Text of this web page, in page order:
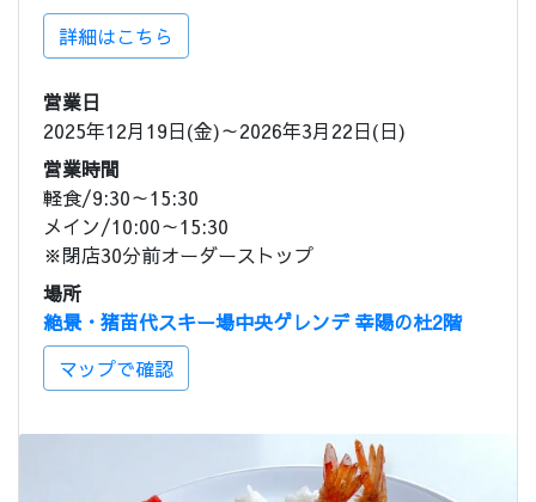
詳細はこちら
営業日
2025年12月19日(金)～2026年3月22日(日)
営業時間
軽食/9:30～15:30
メイン/10:00～15:30
※閉店30分前オーダーストップ
場所
絶景・猪苗代スキー場中央ゲレンデ 幸陽の杜2階
マップで確認